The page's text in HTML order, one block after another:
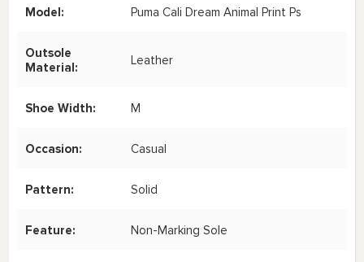
Model: Puma Cali Dream Animal Print Ps
Outsole
Material:
Leather
Shoe Width: M
Occasion: Casual
Pattern: Solid
Feature: Non-Marking Sole